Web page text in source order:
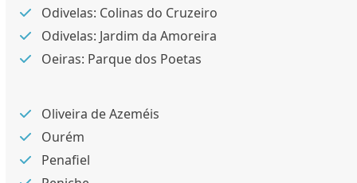
Odivelas: Colinas do Cruzeiro
Odivelas: Jardim da Amoreira
Oeiras: Parque dos Poetas
Oliveira de Azeméis
Ourém
Penafiel